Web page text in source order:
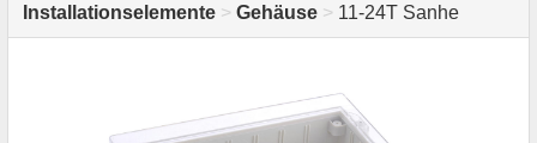
Installationselemente > Gehäuse > 11-24T Sanhe